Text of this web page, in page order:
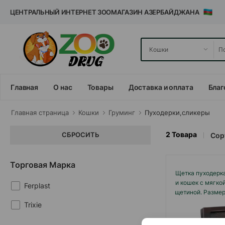
ЦЕНТРАЛЬНЫЙ ИНТЕРНЕТ ЗООМАГАЗИН АЗЕРБАЙДЖАНА
Главная О нас Товары Доставка и оплата
Главная cтраница Кошки Груминг Пуходерки,сликеры
СБРОСИТЬ
Торговая Марка
Ferplast
Trixie
2 Товара
Щетка
и кошек с
щетиной.